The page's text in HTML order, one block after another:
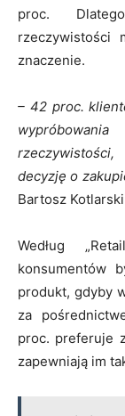
proc.
rzeczywistości
znaczenie.
– 42 proc.
decyzję o
Bartosz
Według
konsumentów
produkt, gdyby
za
proc. preferuje
zapewniają im